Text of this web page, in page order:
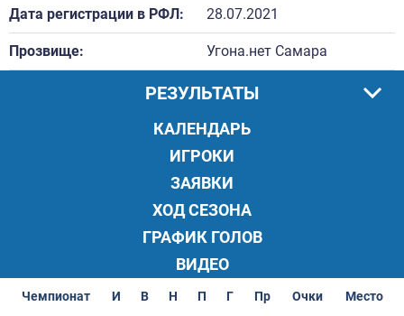
Дата регистрации в РФЛ: 28.07.2021
Прозвище: Угона.нет Самара
РЕЗУЛЬТАТЫ
КАЛЕНДАРЬ
ИГРОКИ
ЗАЯВКИ
ХОД СЕЗОНА
ГРАФИК ГОЛОВ
ВИДЕО
Чемпионат И В Н П Г Пр Очки Место